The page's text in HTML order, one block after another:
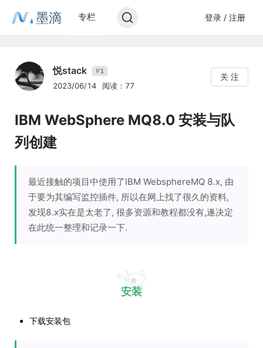
墨滴 专栏 登录 / 注册
悦stack V1
2023/06/14 阅读：77
关 注
IBM WebSphere MQ8.0 安装与队
列创建
最近接触的项目中使用了IBM WebsphereMQ 8.x, 由
于要为其编写监控插件, 所以在网上找了很久的资料,
发现8.x实在是太老了, 很多资源和教程都没有,遂决定
在此统一整理和记录一下.
安装
下载安装包